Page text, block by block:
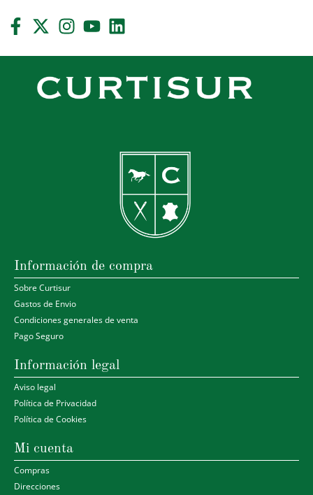
Información de compra
Sobre Curtisur
Gastos de Envio
Condiciones generales de venta
Pago Seguro
Información legal
Aviso legal
Política de Privacidad
Política de Cookies
Mi cuenta
Compras
Direcciones